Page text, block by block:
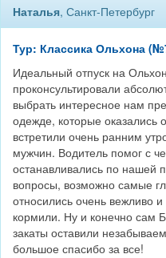
Наталья, Санкт-Петербург
Тур: Классика Ольхона
Идеальный отпуск на
проконсультировали
выбрать интересное нам
одежде, которые оказались
встретили очень ранним
мужчин. Водитель помог с
останавливались по нашей
вопросы, возможно самые
относились очень вежливо
кормили. Ну и конечно сам
закаты оставили
большое спасибо за все!